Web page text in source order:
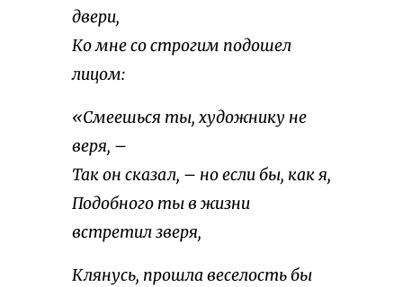
двери,
Ко мне со строгим подошел
лицом:
«Смеешься ты, художнику не
веря, –
Так он сказал, – но если бы, как я,
Подобного ты в жизни
встретил зверя,
Клянусь, прошла веселость бы